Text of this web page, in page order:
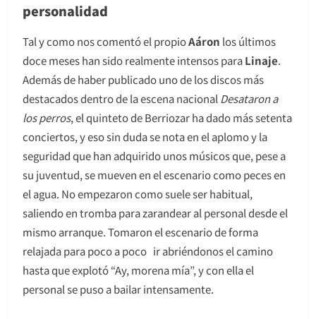
personalidad
Tal y como nos comentó el propioAáron los últimos
doce meses han sido realmente intensos paraLinaje.
Además de haber publicado uno de los discos más
destacados dentro de la escena nacionalDesataron a
los perros, el quinteto de Berriozar ha dado más setenta
conciertos, y eso sin duda se nota en el aplomo y la
seguridad que han adquirido unos músicos que, pese a
su juventud, se mueven en el escenario como peces en
el agua. No empezaron como suele ser habitual,
saliendo en tromba para zarandear al personal desde el
mismo arranque. Tomaron el escenario de forma
relajada para poco a poco ir abriéndonos el camino
hasta que explotó “Ay, morena mía”, y con ella el
personal se puso a bailar intensamente.